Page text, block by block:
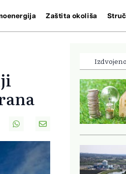
Zaštita okoliša
Izdvojeno